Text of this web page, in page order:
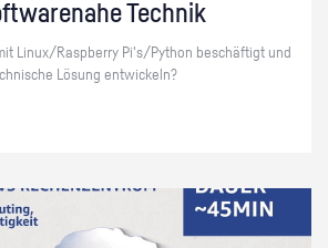
Tech­nik
Linux/Raspber­ry Pi's/Py­thon be­schäf­tigt und
Lö­sung ent­wi­ckeln?